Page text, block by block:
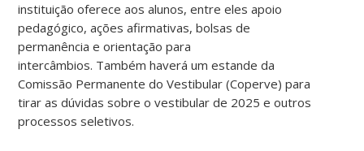
instituição oferece aos alunos, entre eles apoio
pedagógico, ações afirmativas, bolsas de
permanência e orientação para
intercâmbios. Também haverá um estande da
Comissão Permanente do Vestibular (Coperve) para
tirar as dúvidas sobre o vestibular de 2025 e outros
processos seletivos.